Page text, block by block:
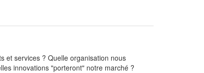
et services ? Quelle organisation nous
innovations "porteront" notre marché ?